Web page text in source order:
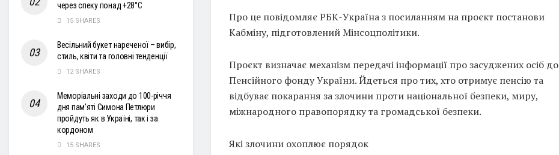
Про це повідомляє РБК-Україна з посиланням на проєкт постанови
Кабміну, підготовлений Мінсоцполітики.
Проєкт визначає механізм передачі інформації про засуджених осіб до
Пенсійного фонду України. Йдеться про тих, хто отримує пенсію та
відбуває покарання за злочини проти національної безпеки, миру,
міжнародного правопорядку та громадської безпеки.
Які злочини охоплює порядок
через спеку понад +28°С
15 SHARES
Весільний букет нареченої – вибір,
стиль, квіти та головні тенденції
12 SHARES
Меморіальні заходи до 100-річчя
дня пам’яті Симона Петлюри
пройдуть як в Україні, так і за
кордоном
15 SHARES